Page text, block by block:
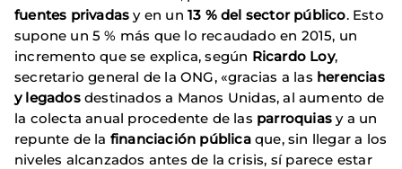
fuentes privadas y en un13 % del sector público. Esto
supone un 5 % más que lo recaudado en 2015, un
incremento que se explica, según Ricardo Loy,
secretario general de la ONG, «gracias a las herencias
y legadosdestinados a Manos Unidas, al aumento de
la colecta anual procedente de las parroquiasy a un
repunte de la financiación públicaque, sin llegar a los
niveles alcanzados antes de la crisis, sí parece estar